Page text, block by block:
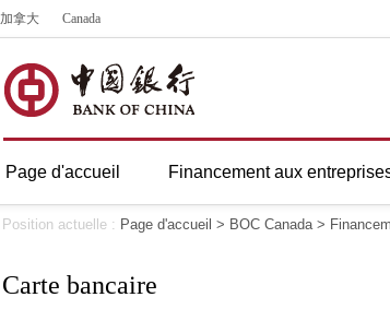
加拿大 Canada
Page d'accueil Financement aux
Position actuelle : Page d'accueil > BOC Canada>
Carte bancaire